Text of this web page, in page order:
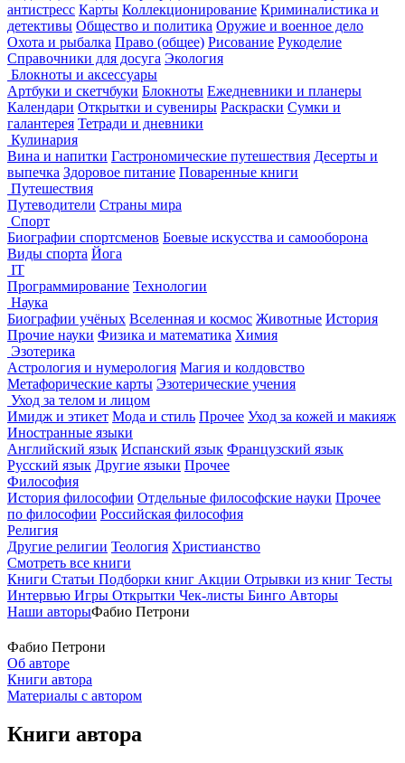
антистресс Карты Коллекционирование Криминалистика и
детективы Общество и политика Оружие и военное дело
Охота и рыбалка Право (общее) Рисование Рукоделие
Справочники для досуга Экология
Блокноты и аксессуары
Артбуки и скетчбуки Блокноты Ежедневники и планеры
Календари Открытки и сувениры Раскраски Сумки и
галантерея Тетради и дневники
Кулинария
Вина и напитки Гастрономические путешествия Десерты и
выпечка Здоровое питание Поваренные книги
Путешествия
Путеводители Страны мира
Спорт
Биографии спортсменов Боевые искусства и самооборона
Виды спорта Йога
IT
Программирование Технологии
Наука
Биографии учёных Вселенная и космос Животные История
Прочие науки Физика и математика Химия
Эзотерика
Астрология и нумерология Магия и колдовство
Метафорические карты Эзотерические учения
Уход за телом и лицом
Имидж и этикет Мода и стиль Прочее Уход за кожей и макияж
Иностранные языки
Английский язык Испанский язык Французский язык
Русский язык Другие языки Прочее
Философия
История философии Отдельные философские науки Прочее
по философии Российская философия
Религия
Другие религии Теология Христианство
Смотреть все книги
Книги Статьи Подборки книг Акции Отрывки из книг Тесты
Интервью Игры Открытки Чек-листы Бинго Авторы
Наши авторыФабио Петрони
Фабио Петрони
Об авторе
Книги автора
Материалы с автором
Книги автора